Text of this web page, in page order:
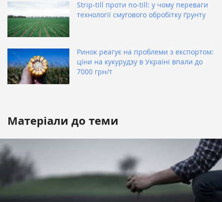
Strip-till проти no-till: у чому переваги
технології смугового обробітку ґрунту
Ринок реагує на проблеми з експортом:
ціни на кукурудзу в Україні впали до
7000 грн/т
Матеріали до теми